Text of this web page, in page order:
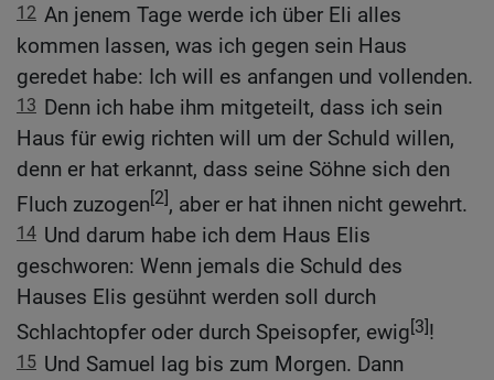
12 An jenem Tage werde ich über Eli alles
kommen lassen, was ich gegen sein Haus
geredet habe: Ich will es anfangen und vollenden.
13 Denn ich habe ihm mitgeteilt, dass ich sein
Haus für ewig richten will um der Schuld willen,
denn er hat erkannt, dass seine Söhne sich den
Fluch zuzogen[2], aber er hat ihnen nicht gewehrt.
14 Und darum habe ich dem Haus Elis
geschworen: Wenn jemals die Schuld des
Hauses Elis gesühnt werden soll durch
Schlachtopfer oder durch Speisopfer, ewig[3]!
15 Und Samuel lag bis zum Morgen. Dann